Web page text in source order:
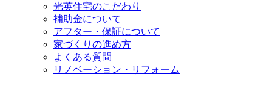
光英住宅のこだわり
補助金について
アフター・保証について
家づくりの進め方
よくある質問
リノベーション・リフォーム